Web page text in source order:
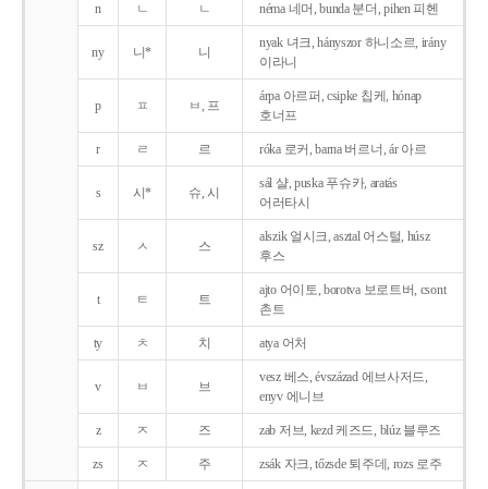
n ㄴ ㄴ néma 네머, bunda 분더, pihen 피헨
ny 니* 니
nyak 녀크, hányszor 하니소르, irány
이라니
p ㅍ ㅂ, 프
árpa 아르퍼, csipke 칩케, hónap
호너프
r ㄹ 르 róka 로커, barna 버르너, ár 아르
s 시* 슈, 시
sál 샬, puska 푸슈카, aratás
어러타시
sz ㅅ 스
alszik 얼시크, asztal 어스털, húsz
후스
t ㅌ 트
ajto 어이토, borotva 보로트버, csont
촌트
ty ㅊ 치 atya 어처
v ㅂ 브
vesz 베스, évszázad 에브사저드,
enyv 에니브
z ㅈ 즈 zab 저브, kezd 케즈드, blúz 블루즈
zs ㅈ 주 zsák 자크, tőzsde 퇴주데, rozs 로주